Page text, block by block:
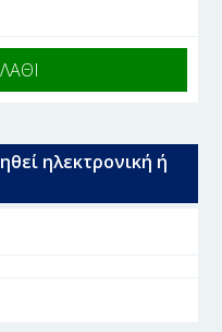
ηλεκτρονική ή